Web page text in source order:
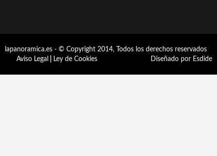
lapanoramica.es - © Copyright 2014, Todos los derechos reservados
Aviso Legal
Ley de Cookies Diseñado por Esdide